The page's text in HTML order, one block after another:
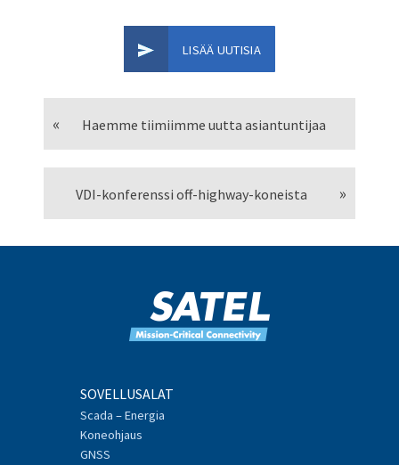
LISÄÄ UUTISIA
Haemme tiimiimme uutta asiantuntijaa
VDI-konferenssi off-highway-koneista
SOVELLUSALAT
Scada – Energia
Koneohjaus
GNSS